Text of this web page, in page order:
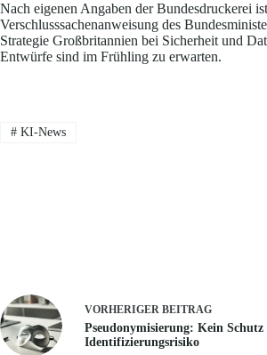
Nach eigenen Angaben der Bundesdruckerei
Verschlusssachenanweisung des
Strategie Großbritannien bei Sicherheit und
Entwürfe sind im Frühling zu erwarten.
#KI-News
VORHERIGER BEITRAG
Pseudonymisierung: Kein Schutz
Identifizierungsrisiko